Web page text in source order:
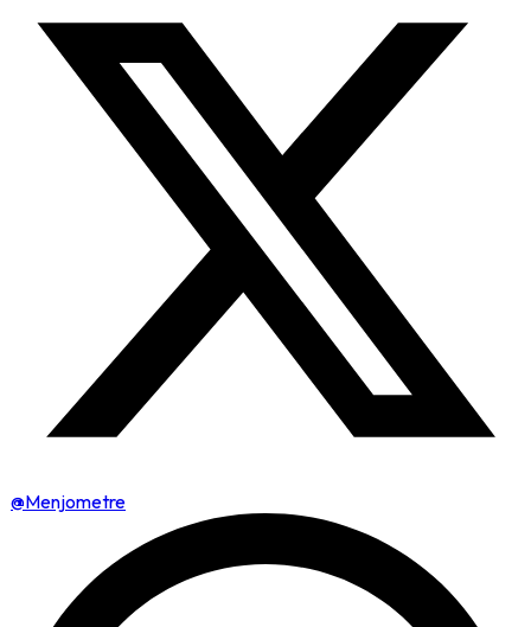
@Menjometre